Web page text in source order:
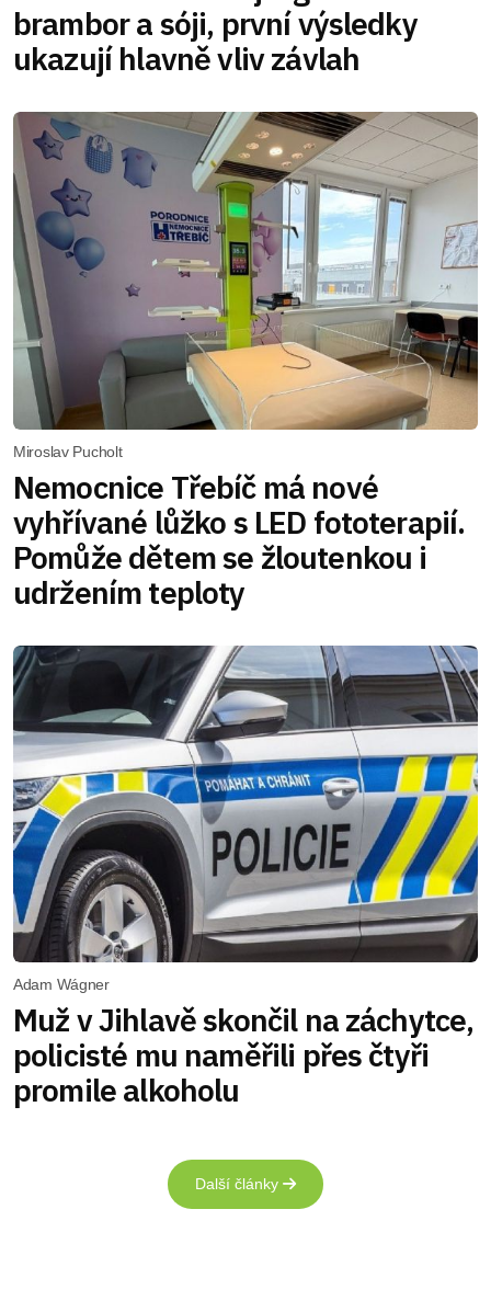
brambor a sóji, první výsledky
ukazují hlavně vliv závlah
Miroslav Pucholt
Nemocnice Třebíč má nové
vyhřívané lůžko s LED fototerapií.
Pomůže dětem se žloutenkou i
udržením teploty
Adam Wágner
Muž v Jihlavě skončil na záchytce,
policisté mu naměřili přes čtyři
promile alkoholu
Další články